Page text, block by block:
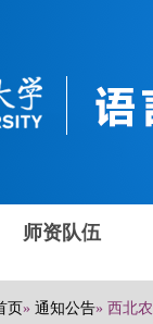
师资队伍
页» 通知公告» 西北